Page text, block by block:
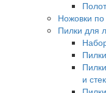
Ножовки
Пилки для
и